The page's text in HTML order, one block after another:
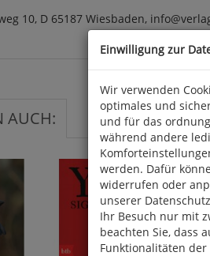
10, D 65187 Wiesbaden,
AUCH:
Einwilligung zur
Wir verwenden
optimales und
und für das
während andere
werden. Dafür
widerrufen oder
unserer
Ihr Besuch nur mit
beachten Sie, dass
Funktionalitäten